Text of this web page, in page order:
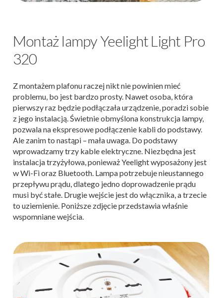
Montaż lampy Yeelight Light Pro
320
Z montażem plafonu raczej nikt nie powinien mieć
problemu, bo jest bardzo prosty. Nawet osoba, która
pierwszy raz będzie podłączała urządzenie, poradzi sobie
z jego instalacją. Świetnie obmyślona konstrukcja lampy,
pozwala na ekspresowe podłączenie kabli do podstawy.
Ale zanim to nastąpi – mała uwaga. Do podstawy
wprowadzamy trzy kable elektryczne. Niezbędna jest
instalacja trzyżyłowa, ponieważ Yeelight wyposażony jest
w Wi-Fi oraz Bluetooth. Lampa potrzebuje nieustannego
przepływu prądu, dlatego jedno doprowadzenie prądu
musi być stałe. Drugie wejście jest do włącznika, a trzecie
to uziemienie. Poniższe zdjęcie przedstawia właśnie
wspomniane wejścia.